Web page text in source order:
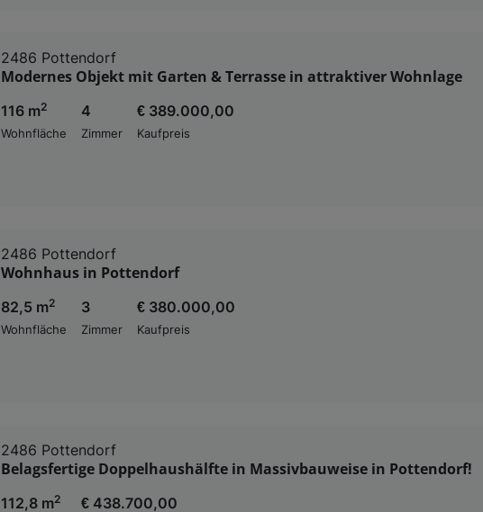
2486 Pottendorf
Modernes Objekt mit Garten & Terrasse in attraktiver Wohnlage
116 m2
Wohnfläche
4
Zimmer
€ 389.000,00
Kaufpreis
2486 Pottendorf
Wohnhaus in Pottendorf
82,5 m2
Wohnfläche
3
Zimmer
€ 380.000,00
Kaufpreis
2486 Pottendorf
Belagsfertige Doppelhaushälfte in Massivbauweise in Pottendorf!
112,8 m2 € 438.700,00